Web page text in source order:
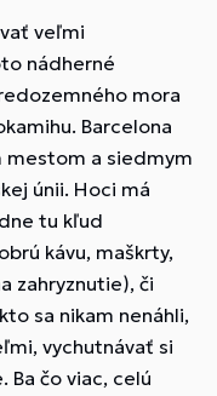
veľmi
nádherné
mora
Barcelona
mestom a siedmym
únii. Hoci má
tu kľud
kávu, maškrty,
zahryznutie), či
sa nikam nenáhli,
vychutnávať si
Ba čo viac, celú